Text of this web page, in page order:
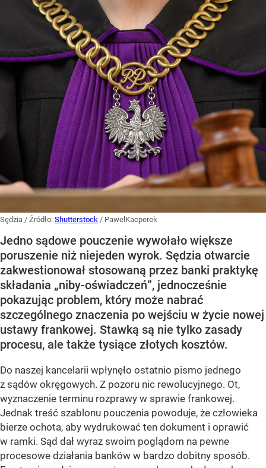
Sędzia / Źródło: Shutterstock / PawelKacperek
Jedno sądowe pouczenie wywołało większe
poruszenie niż niejeden wyrok. Sędzia otwarcie
zakwestionował stosowaną przez banki praktykę
składania „niby-oświadczeń”, jednocześnie
pokazując problem, który może nabrać
szczególnego znaczenia po wejściu w życie nowej
ustawy frankowej. Stawką są nie tylko zasady
procesu, ale także tysiące złotych kosztów.
Do naszej kancelarii wpłynęło ostatnio pismo jednego
z sądów okręgowych. Z pozoru nic rewolucyjnego. Ot,
wyznaczenie terminu rozprawy w sprawie frankowej.
Jednak treść szablonu pouczenia powoduje, że człowieka
bierze ochota, aby wydrukować ten dokument i oprawić
w ramki. Sąd dał wyraz swoim poglądom na pewne
procesowe działania banków w bardzo dobitny sposób.